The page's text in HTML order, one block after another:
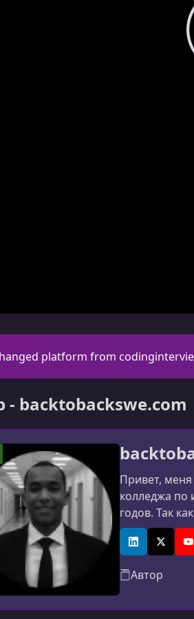
platform from
- backtobackswe.com
Привет,
колледжа по
годов. Так
обнаружил,
LinkedIn
X
Автор